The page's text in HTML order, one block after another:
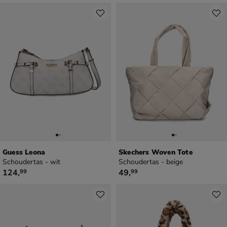
Guess Leona
Schoudertas - wit
€ 124,99
124,99
Skechers Woven Tote
Schoudertas - beige
€ 49,99
49,99